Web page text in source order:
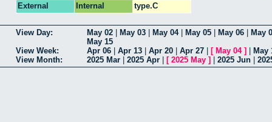
External
Internal type.C
View Day: May 02 May 03 May 04| May 05 May 06
May
May 15
View Week:
Apr 06 Apr 13 Apr 20 Apr 27 [ May 04]
May
View Month:
2025 Mar 2025 Apr [ 2025 May ] 2025 Jun